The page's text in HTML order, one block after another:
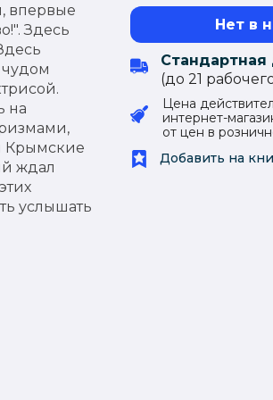
впервые
Здесь
на
Крымские
ждал
услышать
Нет в
Стандартная
(до 21
Цена
интернет-
от цен в
Добавить на